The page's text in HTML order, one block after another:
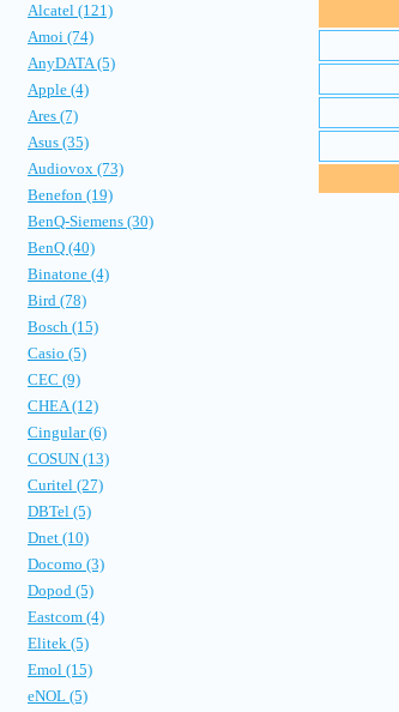
Alcatel (121)
Amoi (74)
AnyDATA (5)
Apple (4)
Ares (7)
Asus (35)
Audiovox (73)
Benefon (19)
BenQ-Siemens (30)
BenQ (40)
Binatone (4)
Bird (78)
Bosch (15)
Casio (5)
CEC (9)
CHEA (12)
Cingular (6)
COSUN (13)
Curitel (27)
DBTel (5)
Dnet (10)
Docomo (3)
Dopod (5)
Eastcom (4)
Elitek (5)
Emol (15)
eNOL (5)